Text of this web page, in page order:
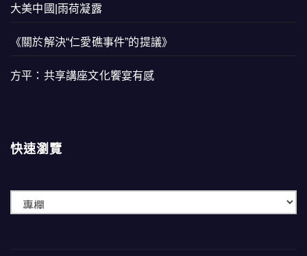
大美中國|雨荷凝露
《關於解決“仁愛礁事件”的提議》
方平：共享講座文化饗宴有感
快速瀏覽